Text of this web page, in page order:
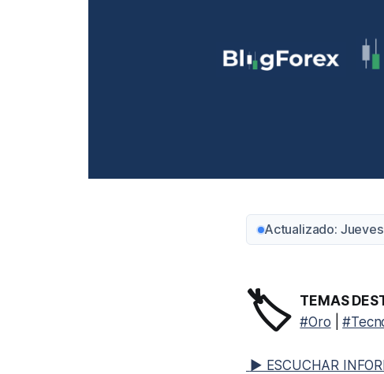
Actualizado:
🏷️ TEMAS
#Oro |
▶ ESCUCHAR